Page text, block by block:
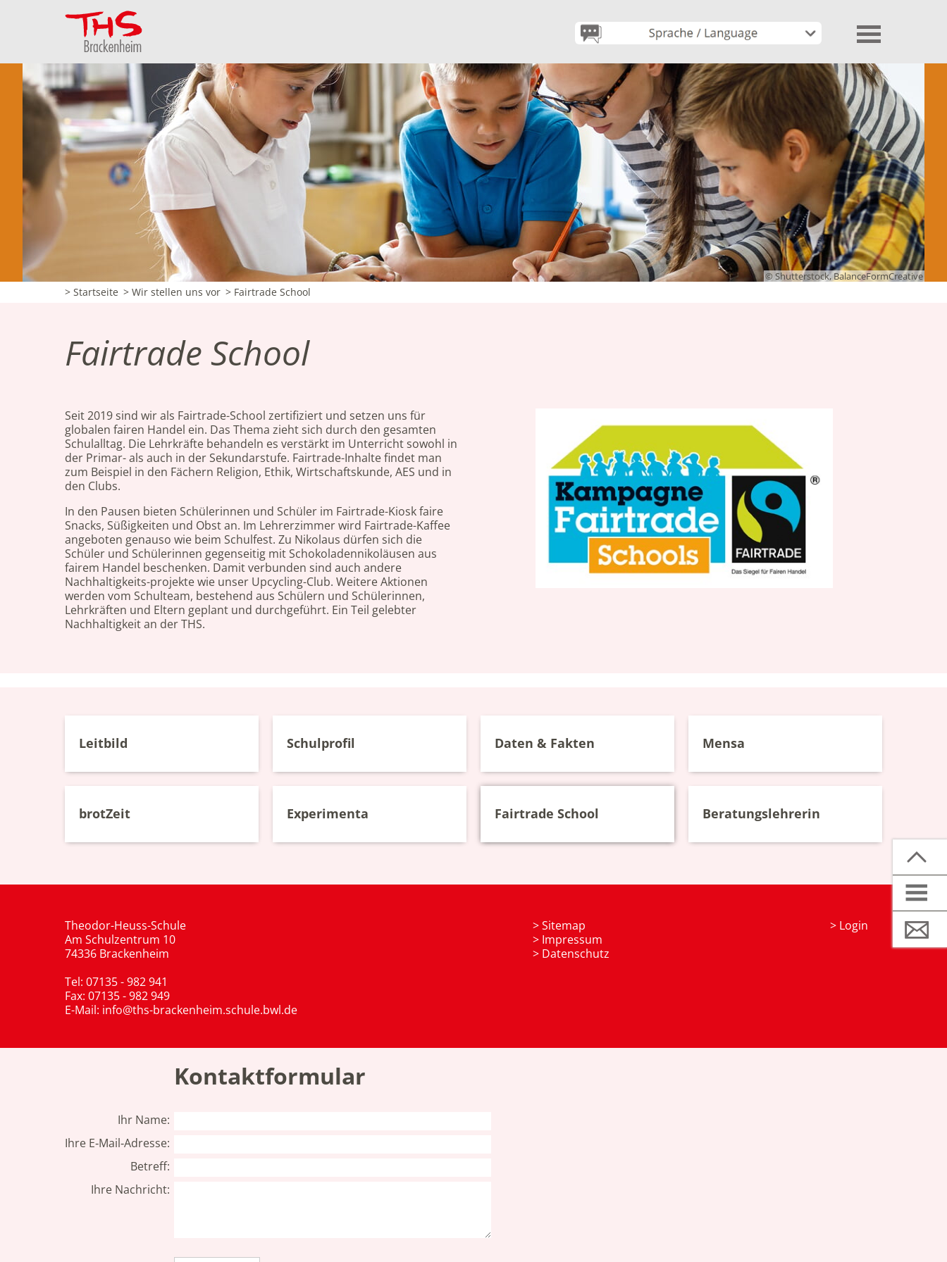
© Shutterstock, BalanceFormCreative
> Startseite > Wir stellen uns vor > Fairtrade School
Fairtrade School
Seit 2019 sind wir als Fairtrade-School zertifiziert und setzen uns für
globalen fairen Handel ein. Das Thema zieht sich durch den gesamten
Schulalltag. Die Lehrkräfte behandeln es verstärkt im Unterricht sowohl in
der Primar- als auch in der Sekundarstufe. Fairtrade-Inhalte findet man
zum Beispiel in den Fächern Religion, Ethik, Wirtschaftskunde, AES und in
den Clubs.
In den Pausen bieten Schülerinnen und Schüler im Fairtrade-Kiosk faire
Snacks, Süßigkeiten und Obst an. Im Lehrerzimmer wird Fairtrade-Kaffee
angeboten genauso wie beim Schulfest. Zu Nikolaus dürfen sich die
Schüler und Schülerinnen gegenseitig mit Schokoladennikoläusen aus
fairem Handel beschenken. Damit verbunden sind auch andere
Nachhaltigkeits-projekte wie unser Upcycling-Club. Weitere Aktionen
werden vom Schulteam, bestehend aus Schülern und Schülerinnen,
Lehrkräften und Eltern geplant und durchgeführt. Ein Teil gelebter
Nachhaltigkeit an der THS.
Leitbild Schulprofil Daten & Fakten Mensa
brotZeit Experimenta Fairtrade School Beratungslehrerin
Theodor-Heuss-Schule
Am Schulzentrum 10
74336 Brackenheim
Tel: 07135 - 982 941
Fax: 07135 - 982 949
E-Mail: info@ths-brackenheim.schule.bwl.de
>Sitemap
> Impressum
> Datenschutz
> Login
Kontaktformular
Ihr Name:
Ihre E‑Mail‑Adresse:
Betreff:
Ihre Nachricht: